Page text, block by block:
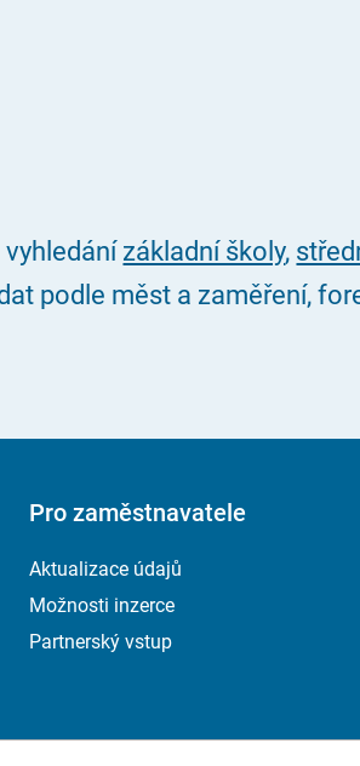
základní školy,
podle měst a zaměření,
Pro zaměstnavatele
Aktualizace údajů
Možnosti inzerce
Partnerský vstup